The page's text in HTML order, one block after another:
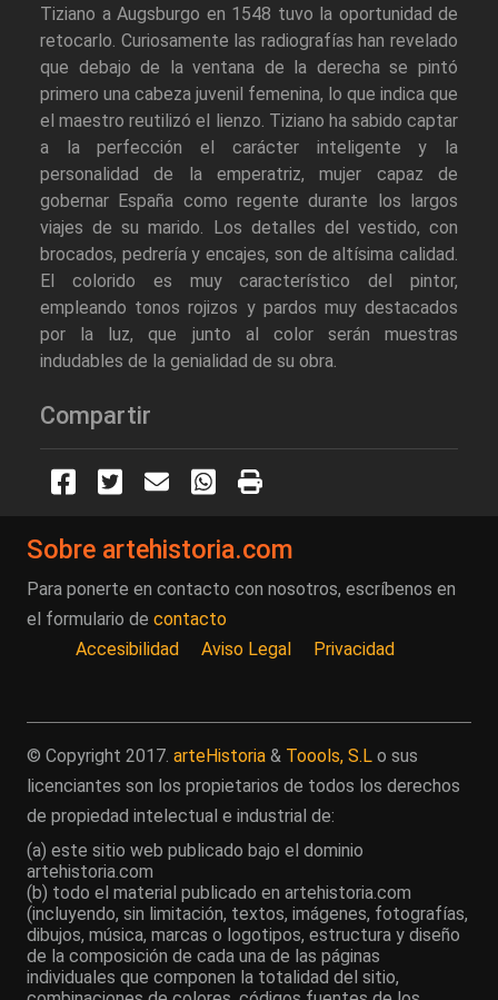
Tiziano a Augsburgo en 1548 tuvo la oportunidad de
retocarlo. Curiosamente las radiografías han revelado
que debajo de la ventana de la derecha se pintó
primero una cabeza juvenil femenina, lo que indica que
el maestro reutilizó el lienzo. Tiziano ha sabido captar
a la perfección el carácter inteligente y la
personalidad de la emperatriz, mujer capaz de
gobernar España como regente durante los largos
viajes de su marido. Los detalles del vestido, con
brocados, pedrería y encajes, son de altísima calidad.
El colorido es muy característico del pintor,
empleando tonos rojizos y pardos muy destacados
por la luz, que junto al color serán muestras
indudables de la genialidad de su obra.
Compartir
Sobre artehistoria.com
Para ponerte en contacto con nosotros, escríbenos en
el formulario de contacto
Accesibilidad
Aviso Legal Privacidad
© Copyright 2017. arteHistoria & Toools, S.L o sus
licenciantes son los propietarios de todos los derechos
de propiedad intelectual e industrial de:
(a) este sitio web publicado bajo el dominio
artehistoria.com
(b) todo el material publicado en artehistoria.com
(incluyendo, sin limitación, textos, imágenes, fotografías,
dibujos, música, marcas o logotipos, estructura y diseño
de la composición de cada una de las páginas
individuales que componen la totalidad del sitio,